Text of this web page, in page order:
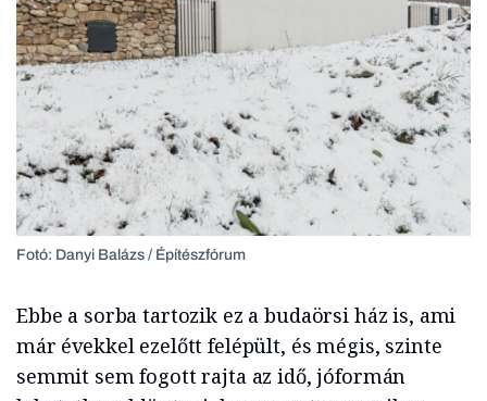
Fotó: Danyi Balázs / Építészfórum
Ebbe a sorba tartozik ez a budaörsi ház is, ami
már évekkel ezelőtt felépült, és mégis, szinte
semmit sem fogott rajta az idő, jóformán